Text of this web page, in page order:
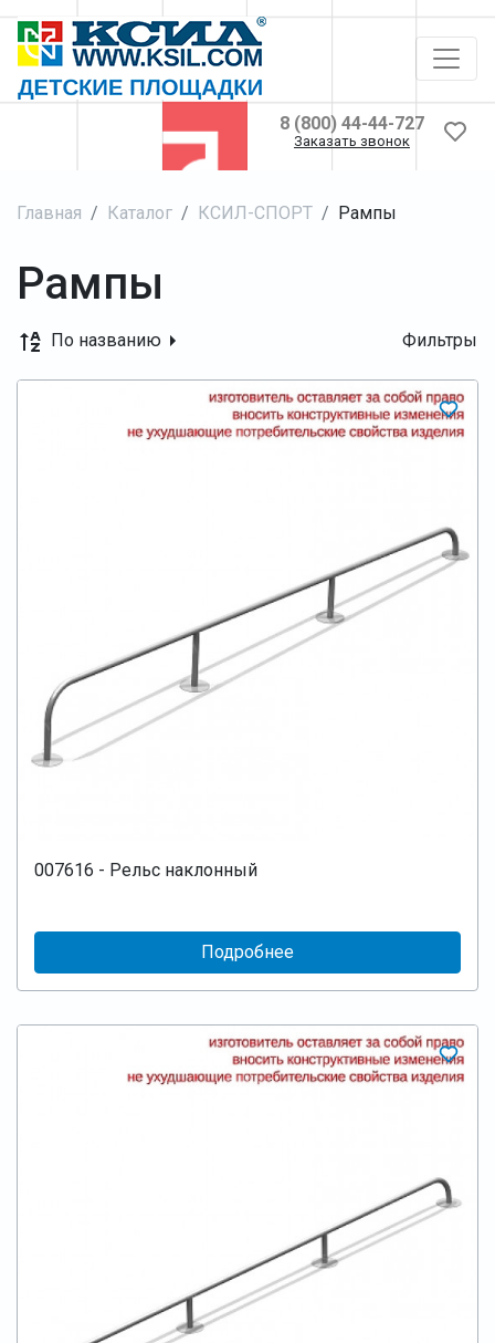
8 (800) 44-44-727
Заказать звонок
Главная Каталог КСИЛ-СПОРТ Рампы
Рампы
По названию Фильтры
007616 - Рельс наклонный
Подробнее